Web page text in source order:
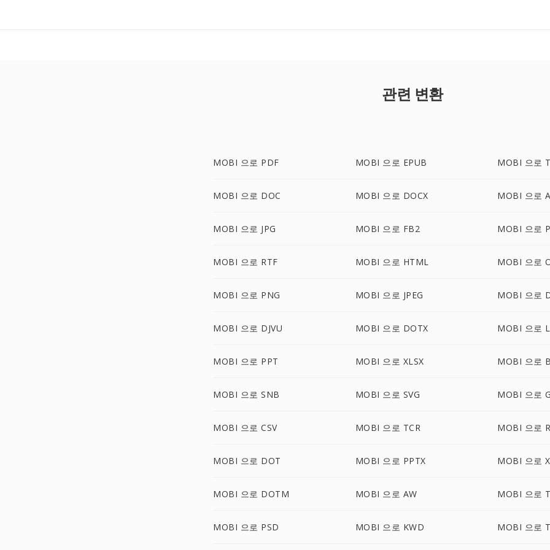
관련 변환
MOBI 으로 PDF MOBI 으로 EPUB MOBI 으로
MOBI 으로 DOC MOBI 으로 DOCX MOBI 으로
MOBI 으로 JPG MOBI 으로 FB2 MOBI 으로
MOBI 으로 RTF MOBI 으로 HTML MOBI 으로
MOBI 으로 PNG MOBI 으로 JPEG MOBI 으로
MOBI 으로 DJVU MOBI 으로 DOTX MOBI 으로
MOBI 으로 PPT MOBI 으로 XLSX MOBI 으로
MOBI 으로 SNB MOBI 으로 SVG MOBI 으로
MOBI 으로 CSV MOBI 으로 TCR MOBI 으로
MOBI 으로 DOT MOBI 으로 PPTX MOBI 으로
MOBI 으로 DOTM MOBI 으로 AW MOBI 으로
MOBI 으로 PSD MOBI 으로 KWD MOBI 으로